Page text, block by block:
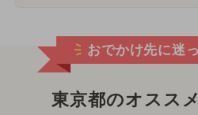
おでかけ先に迷
東京都のオスス